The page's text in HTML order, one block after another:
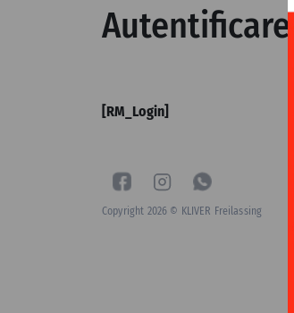
Autentificare
[RM_Login]
Copyright 2026 © KLIVER Freilassing